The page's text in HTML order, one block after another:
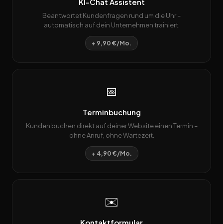
Beantwortet Kundenfragen rund um die Uhr –
automatisch auf dein Unternehmen trainiert.
+ 9,90 €/Mo.
📅
Terminbuchung
Kunden buchen direkt auf deiner Website einen Termin –
ohne Anruf, ohne Wartezeit.
+ 4,90 €/Mo.
✉️